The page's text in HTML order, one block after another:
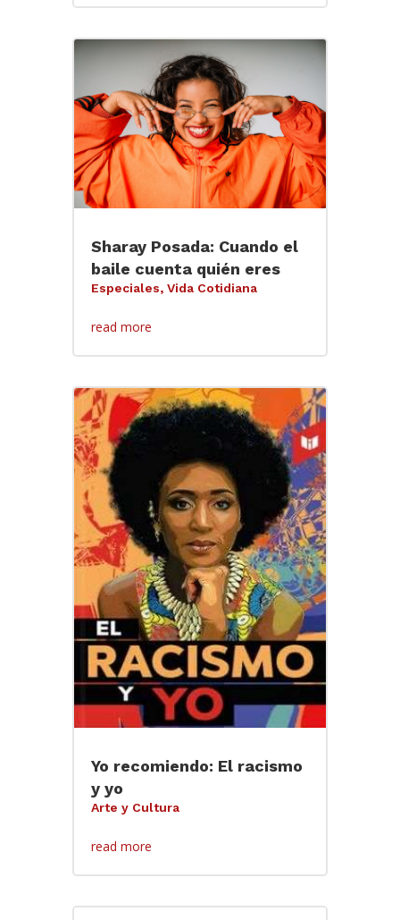
Sharay Posada: Cuando el
baile cuenta quién eres
Especiales, Vida Cotidiana
read more
Yo recomiendo: El racismo
y yo
Arte y Cultura
read more